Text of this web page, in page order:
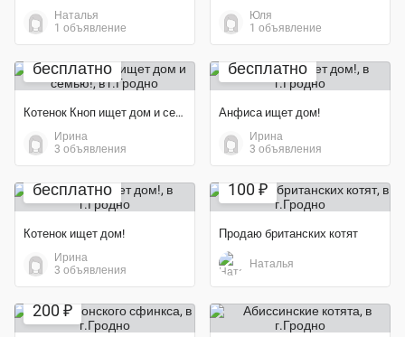
Наталья
1 объявление
Юля
1 объявление
бесплатно
Котенок Кноп ищет дом и семью!
Ирина
3 объявления
бесплатно
Анфиса ищет дом!
Ирина
3 объявления
бесплатно
Котенок ищет дом!
Ирина
3 объявления
100 ₽
Продаю британских котят
Наталья
200 ₽